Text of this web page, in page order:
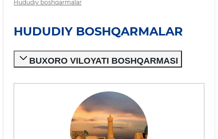
Hududiy boshqarmalar
HUDUDIY BOSHQARMALAR
BUXORO VILOYATI BOSHQARMASI